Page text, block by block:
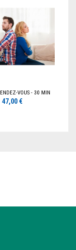
VOUS - 30 MIN
47,00 €